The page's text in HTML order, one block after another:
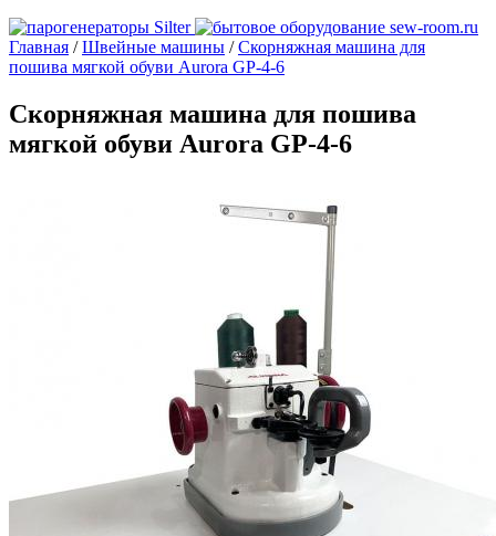
Главная /Швейные машины /Скорняжная машина для
пошива мягкой обуви Aurora GP-4-6
Скорняжная машина для пошива
мягкой обуви Aurora GP-4-6